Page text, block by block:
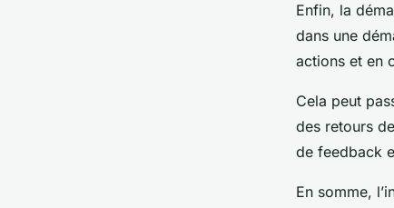
Enfin, la
dans une
actions et en
Cela peut
des retours
de feedback
En somme,